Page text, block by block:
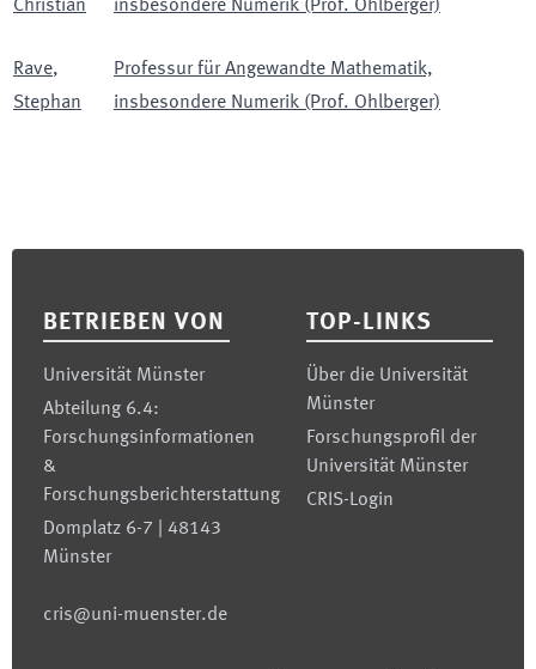
Christian
insbesondere Numerik (Prof. Ohlberger)
Rave,
Stephan
Professur für Angewandte Mathematik,
insbesondere Numerik (Prof. Ohlberger)
BETRIEBEN VON
Universität Münster
Abteilung 6.4:
Forschungsinformationen
&
Forschungsberichterstattung
Domplatz 6-7 | 48143
Münster
cris@uni-muenster.de
TOP-LINKS
Über die Universität
Münster
Forschungsprofil der
Universität Münster
CRIS-Login